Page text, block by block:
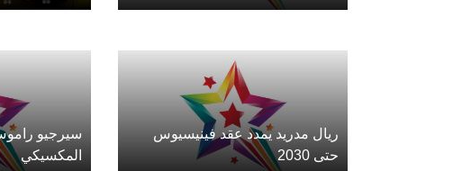
ريال مدريد يمدد عقد فينيسيوس
حتى 2030
سيرجيو
المكسيكي